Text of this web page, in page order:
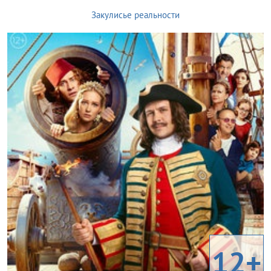
Закулисье реальности
12+